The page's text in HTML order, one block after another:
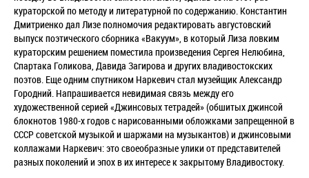
кураторской по методу и литературной по содержанию. Константин
Дмитриенко дал Лизе полномочия редактировать августовский
выпуск поэтического сборника «Вакуум», в который Лиза ловким
кураторским решением поместила произведения Сергея Нелюбина,
Спартака Голикова, Давида Загирова и других владивостокских
поэтов. Еще одним спутником Наркевич стал музейщик Александр
Городний. Напрашивается невидимая связь между его
художественной серией «Джинсовых тетрадей»(обшитых джинсой
блокнотов 1980-х годов с нарисованными обложками запрещенной в
СССР советской музыкой и шаржами на музыкантов)и джинсовыми
коллажами Наркевич: это своеобразные улики от представителей
разных поколений и эпох в их интересе к закрытому Владивостоку.